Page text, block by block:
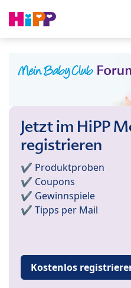
Jetzt im HiPP
registrieren
✔️ Produktproben
✔️ Coupons
✔️ Gewinnspiele
✔️ Tipps per Mail
Kostenlos